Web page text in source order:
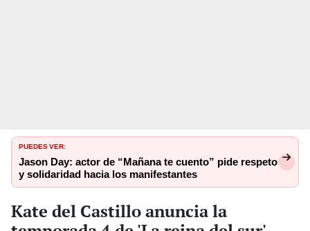
PUEDES VER:
Jason Day: actor de “Mañana te cuento” pide respeto
y solidaridad hacia los manifestantes
Kate del Castillo anuncia la